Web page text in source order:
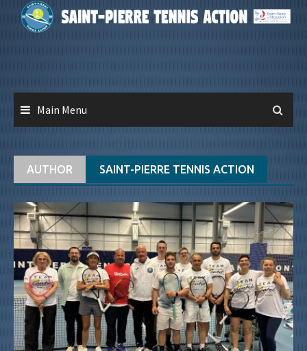
Main Menu
AUTHOR SAINT-PIERRE TENNIS ACTION